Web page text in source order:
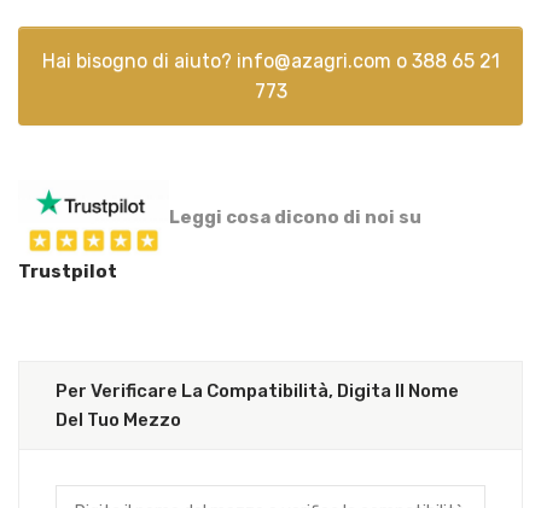
Hai bisogno di aiuto? info@azagri.com o 388 65 21
773
Leggi cosa dicono di noi su
Trustpilot
Per Verificare La Compatibilità, Digita Il Nome
Del Tuo Mezzo